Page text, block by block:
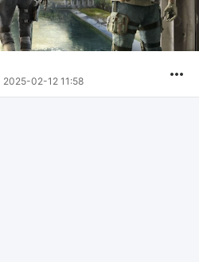
2025-02-12 11:58